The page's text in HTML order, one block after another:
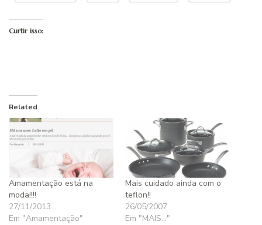
Curtir isso:
Related
Amamentação está na
moda!!!!
27/11/2013
Em "Amamentação"
Mais cuidado ainda com o
teflon!!
26/05/2007
Em "MAIS..."